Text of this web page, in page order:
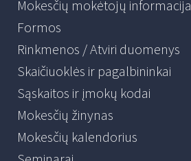
Mokesčių mokėtojų informacija
Formos
Rinkmenos / Atviri duomenys
Skaičiuoklės ir pagalbininkai
Sąskaitos ir įmokų kodai
Mokesčių žinynas
Mokesčių kalendorius